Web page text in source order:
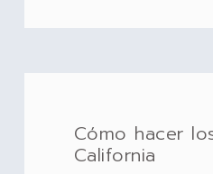
Cómo hacer
California